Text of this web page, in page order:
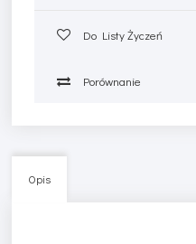
Do Listy Życzeń
Porównanie
Opis